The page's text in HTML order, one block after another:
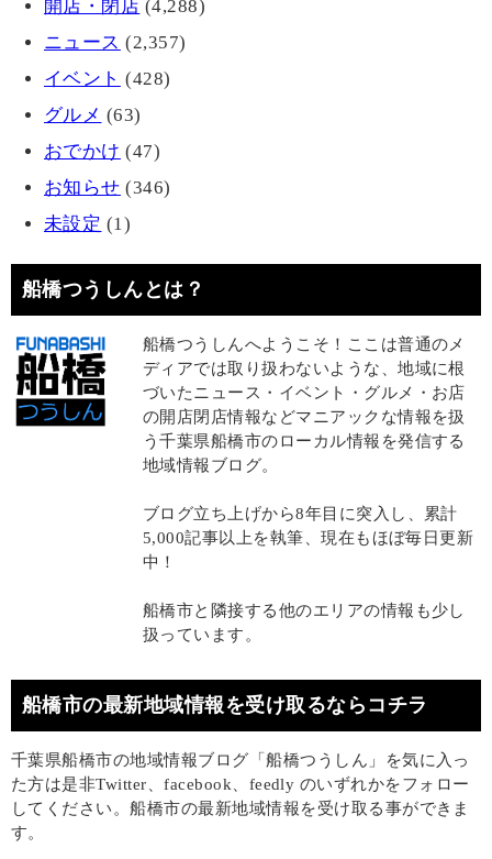
開店・閉店 (4,288)
ニュース (2,357)
イベント (428)
グルメ (63)
おでかけ (47)
お知らせ (346)
未設定 (1)
船橋つうしんとは？
船橋つうしんへようこそ！ここは普通のメ
ディアでは取り扱わないような、地域に根
づいたニュース・イベント・グルメ・お店
の開店閉店情報などマニアックな情報を扱
う千葉県船橋市のローカル情報を発信する
地域情報ブログ。
ブログ立ち上げから8年目に突入し、累計
5,000記事以上を執筆、現在もほぼ毎日更新
中！
船橋市と隣接する他のエリアの情報も少し
扱っています。
船橋市の最新地域情報を受け取るならコチラ
千葉県船橋市の地域情報ブログ「船橋つうしん」を気に入っ
た方は是非Twitter、facebook、feedly のいずれかをフォロー
してください。船橋市の最新地域情報を受け取る事ができま
す。